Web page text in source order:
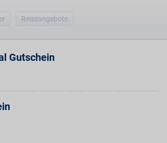
Reiseangebote
Gutschein